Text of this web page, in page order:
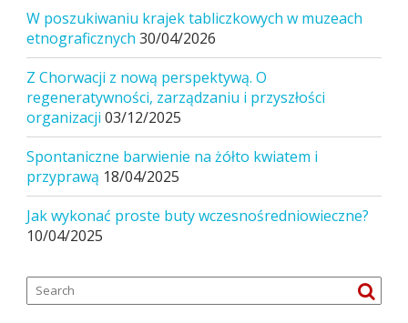
W poszukiwaniu krajek tabliczkowych w muzeach
etnograficznych 30/04/2026
Z Chorwacji z nową perspektywą. O
regeneratywności, zarządzaniu i przyszłości
organizacji 03/12/2025
Spontaniczne barwienie na żółto kwiatem i
przyprawą 18/04/2025
Jak wykonać proste buty wczesnośredniowieczne?
10/04/2025